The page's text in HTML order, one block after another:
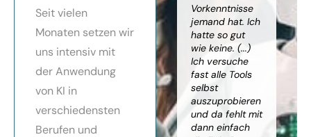
Seit vielen
Monaten setzen wir
uns intensiv mit
der Anwendung
von KI in
verschiedensten
Berufen und
sehr
die
von KI
über alles, was
mit kleinem
Ausblick.
Auf alle Fragen
teilweise
wurden für
Vorkenntnisse
jemand hat. Ich
hatte so gut
wie keine. (...)
Ich versuche
fast alle Tools
selbst
auszuprobieren
und da fehlt mit
dann einfach
zu